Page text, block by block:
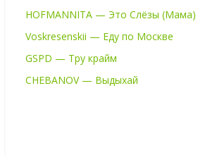
HOFMANNITA — Это Слёзы (Мама)
Voskresenskii — Еду по Москве
GSPD — Тру крайм
CHEBANOV — Выдыхай